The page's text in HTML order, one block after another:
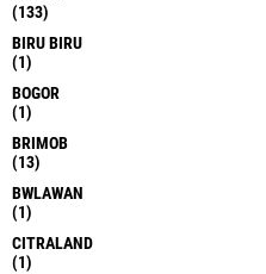
(133)
BIRU BIRU
(1)
BOGOR
(1)
BRIMOB
(13)
BWLAWAN
(1)
CITRALAND
(1)